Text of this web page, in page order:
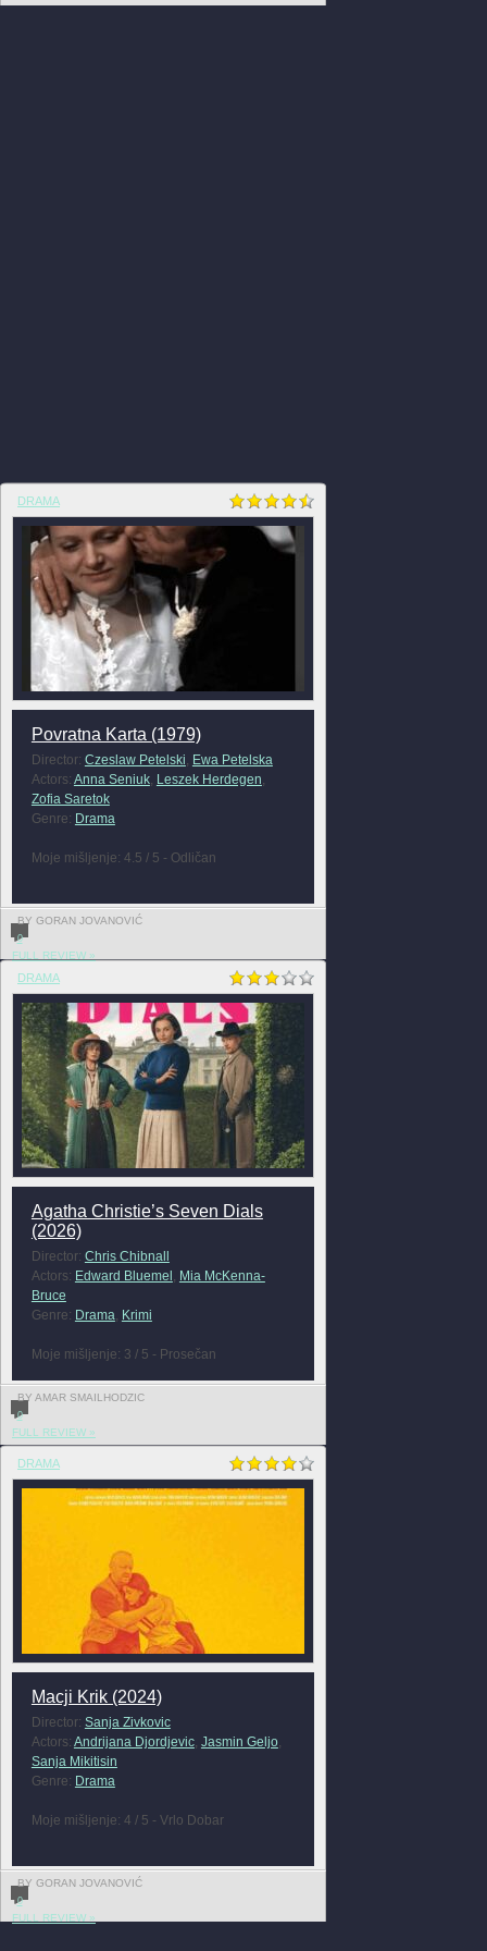
DRAMA
Povratna Karta (1979)
Director: Czeslaw Petelski, Ewa Petelska
Actors: Anna Seniuk, Leszek Herdegen,
Zofia Saretok
Genre: Drama
Moje mišljenje: 4.5 / 5 - Odličan
BY GORAN JOVANOVIĆ
0
FULL REVIEW »
DRAMA
Agatha Christie’s Seven Dials
(2026)
Director: Chris Chibnall
Actors: Edward Bluemel , Mia McKenna-
Bruce
Genre: Drama, Krimi
Moje mišljenje: 3 / 5 - Prosečan
BY AMAR SMAILHODZIC
0
FULL REVIEW »
DRAMA
Macji Krik (2024)
Director: Sanja Zivkovic
Actors: Andrijana Djordjevic, Jasmin Geljo,
Sanja Mikitisin
Genre: Drama
Moje mišljenje: 4 / 5 - Vrlo Dobar
BY GORAN JOVANOVIĆ
0
FULL REVIEW »